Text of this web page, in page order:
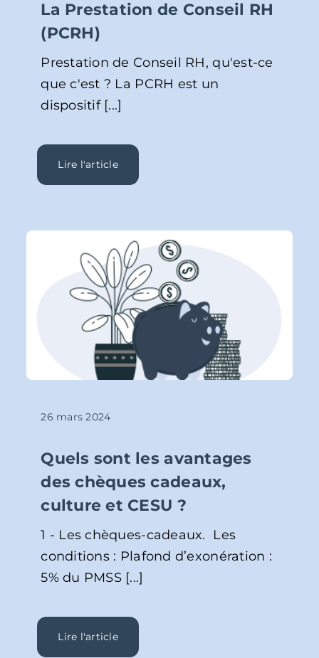
La Prestation de Conseil RH
(PCRH)
Prestation de Conseil RH, qu'est-ce
que c'est ? La PCRH est un
dispositif [...]
Lire l'article
26 mars 2024
Quels sont les avantages
des chèques cadeaux,
culture et CESU ?
1 - Les chèques-cadeaux. Les
conditions : Plafond d’exonération :
5% du PMSS [...]
Lire l'article